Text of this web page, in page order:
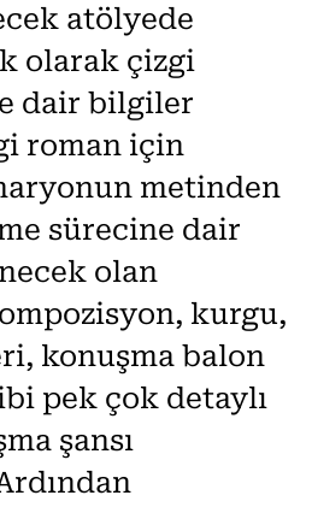
atölyede
olarak çizgi
dair bilgiler
roman için
metinden
sürecine dair
olan
kurgu,
konuşma balon
pek çok detaylı
şansı